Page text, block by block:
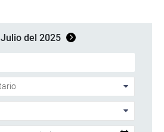
Julio del 2025